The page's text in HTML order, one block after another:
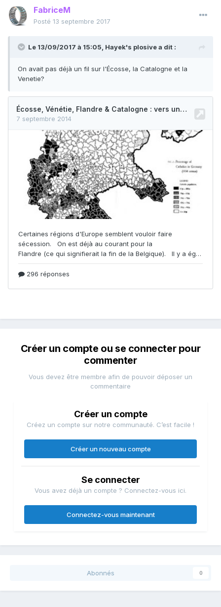
FabriceM
Posté 13 septembre 2017
Le 13/09/2017 à 15:05, Hayek's plosivea dit :
On avait pas déjà un fil sur l'Écosse, la Catalogne et la
Venetie?
Créer un compte ou se connecter pour
commenter
Vous devez être membre afin de pouvoir déposer un
commentaire
Créer un compte
Créez un compte sur notre communauté. C’est facile !
Créer un nouveau compte
Se connecter
Vous avez déjà un compte ? Connectez-vous ici.
Connectez-vous maintenant
Abonnés 0